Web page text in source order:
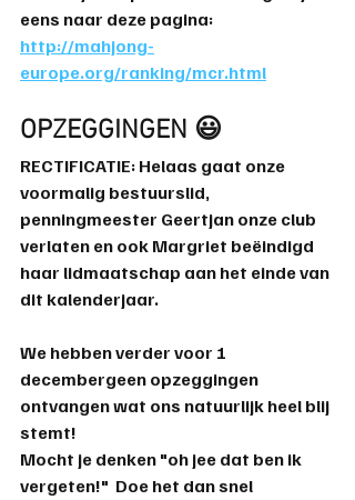
eens naar deze pagina:
http://mahjong-
europe.org/ranking/mcr.html
OPZEGGINGEN 😃
RECTIFICATIE: Helaas gaat onze
voormalig bestuurslid,
penningmeester Geertjan onze club
verlaten en ook Margriet beëindigd
haar lidmaatschap aan het einde van
dit kalenderjaar.
We hebben verder voor 1
decembergeen opzeggingen
ontvangen wat ons natuurlijk heel blij
stemt!
Mocht je denken "oh jee dat ben ik
vergeten!"  Doe het dan snel